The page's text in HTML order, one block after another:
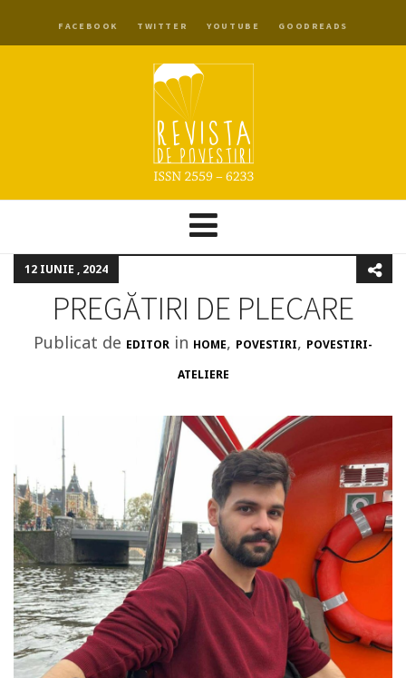
FACEBOOK TWITTER YOUTUBE GOODREADS
12 IUNIE , 2024
PREGĂTIRI DE PLECARE
Publicat de EDITOR in HOME, POVESTIRI, POVESTIRI-
ATELIERE